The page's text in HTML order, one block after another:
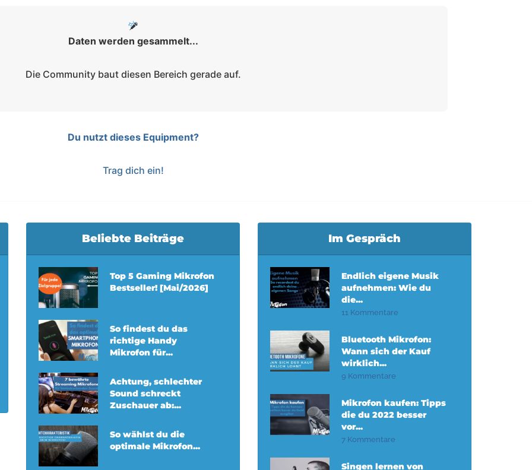
Daten werden gesammelt...
Die Community baut diesen Bereich gerade auf.
Du nutzt dieses Equipment?
Trag dich ein!
Beliebte Beiträge
Top 5 Gaming Mikrofon
Bestseller! [Mai/2026]
So findest du das
richtige Handy
Mikrofon für...
Achtung, schlechter
Sound schreckt
Zuschauer ab:...
So wählst du die
optimale Mikrofon...
Im Gespräch
Endlich eigene Musik
aufnehmen: Wie du
die...
11 Kommentare
Bluetooth Mikrofon:
Wann sich der Kauf
wirklich...
9 Kommentare
Mikrofon kaufen: Tipps
die du 2022 besser
vor...
7 Kommentare
Singen lernen von